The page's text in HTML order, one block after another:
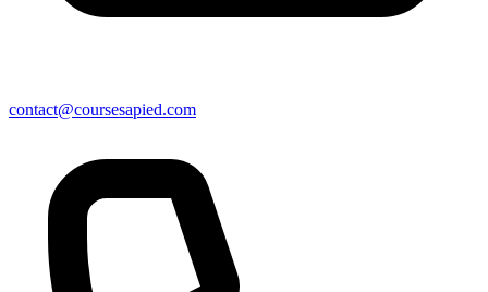
contact@coursesapied.com